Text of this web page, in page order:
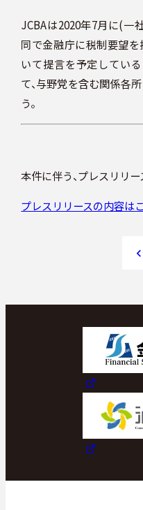
JCBAは2020年7月に(一
同で金融庁に税制要望を
いて提言を予定してい
て、与野党を含む関係各
う。
本件に伴う、プレスリリ
プレスリリースの内容は